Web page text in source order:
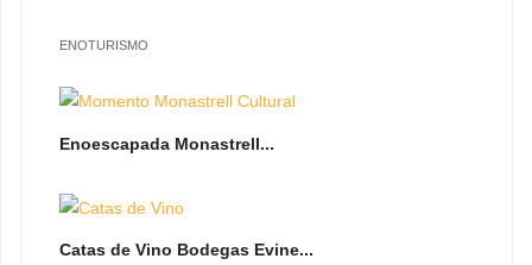
ENOTURISMO
Enoescapada Monastrell...
Catas de Vino Bodegas Evine...